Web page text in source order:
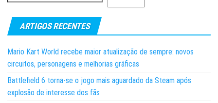
ARTIGOS RECENTES
Mario Kart World recebe maior atualização de sempre: novos
circuitos, personagens e melhorias gráficas
Battlefield 6 torna-se o jogo mais aguardado da Steam após
explosão de interesse dos fãs